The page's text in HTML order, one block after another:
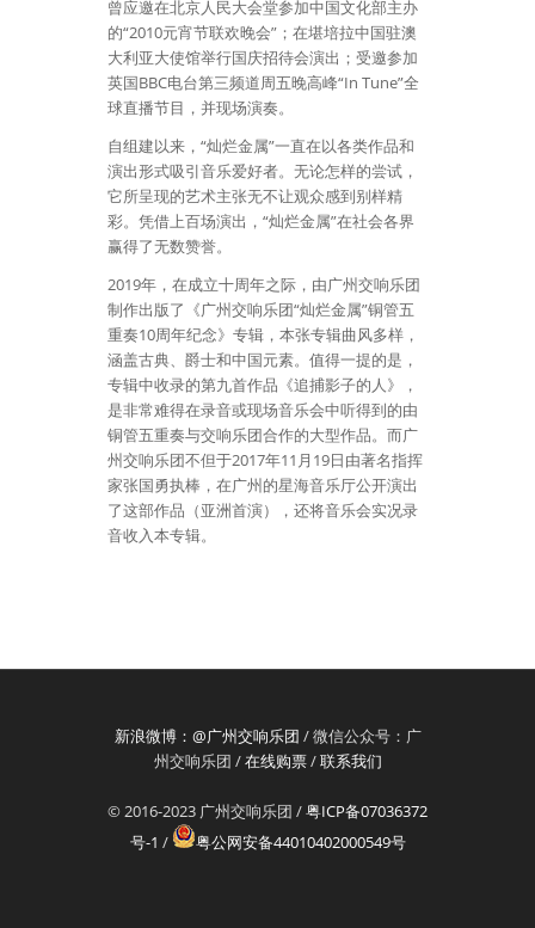
曾应邀在北京人民大会堂参加中国文化部主办
的“2010元宵节联欢晚会”；在堪培拉中国驻澳
大利亚大使馆举行国庆招待会演出；受邀参加
英国BBC电台第三频道周五晚高峰“In Tune”全
球直播节目，并现场演奏。
自组建以来，“灿烂金属”一直在以各类作品和
演出形式吸引音乐爱好者。无论怎样的尝试，
它所呈现的艺术主张无不让观众感到别样精
彩。凭借上百场演出，“灿烂金属”在社会各界
赢得了无数赞誉。
2019年，在成立十周年之际，由广州交响乐团
制作出版了《广州交响乐团“灿烂金属”铜管五
重奏10周年纪念》专辑，本张专辑曲风多样，
涵盖古典、爵士和中国元素。值得一提的是，
专辑中收录的第九首作品《追捕影子的人》，
是非常难得在录音或现场音乐会中听得到的由
铜管五重奏与交响乐团合作的大型作品。而广
州交响乐团不但于2017年11月19日由著名指挥
家张国勇执棒，在广州的星海音乐厅公开演出
了这部作品（亚洲首演），还将音乐会实况录
音收入本专辑。
新浪微博：@广州交响乐团 / 微信公众号：广
州交响乐团 /在线购票/联系我们
© 2016-2023 广州交响乐团 /粤ICP备07036372
号-1 / 粤公网安备44010402000549号